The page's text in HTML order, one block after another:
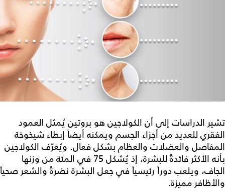
تشير الدراسات إلى أن الكولاجين هو بروتين يُمثل العمود
الفقري للعديد من أجزاء الجسم ويمكنه أيضاً إبطاء شيخوخة
المفاصل والعضلات والعظام بشكل فعال. ويُعرّف الكولاجين
بأنه الأكثر فائدةً للبشرة، إذ يُشكل 75 في المئة من وزنها
الجاف، ويلعب دوراً رئيسياً في جعل البشرة نضرةً والشعر صحياً
والأظافر مميزة.